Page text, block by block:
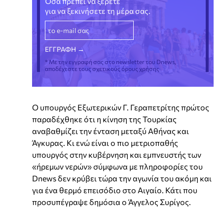
για να ξεκινήσετε τη μέρα σας.
* Με την εγγραφή σας στο newsletter του Dnews,
αποδέχεστε τους σχετικούς όρους χρήσης
Ο υπουργός Εξωτερικών Γ. Γεραπετρίτης πρώτος
παραδέχθηκε ότι η κίνηση της Τουρκίας
αναβαθμίζει την ένταση μεταξύ Αθήνας και
Άγκυρας. Κι ενώ είναι ο πιο μετριοπαθής
υπουργός στην κυβέρνηση και εμπνευστής των
«ήρεμων νερών» σύμφωνα με πληροφορίες του
Dnews δεν κρύβει τώρα την αγωνία του ακόμη και
για ένα θερμό επεισόδιο στο Αιγαίο. Κάτι που
προσυπέγραψε δημόσια ο Άγγελος Συρίγος.